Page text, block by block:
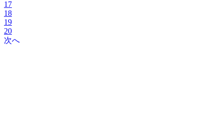
17
18
19
20
次へ